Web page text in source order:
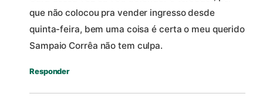
que não colocou pra vender ingresso desde
quinta-feira, bem uma coisa é certa o meu querido
Sampaio Corrêa não tem culpa.
Responder